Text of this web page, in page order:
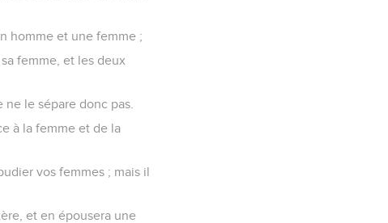
homme et une femme ;
femme, et les deux
le sépare donc pas.
à la femme et de la
vos femmes ; mais il
et en épousera une